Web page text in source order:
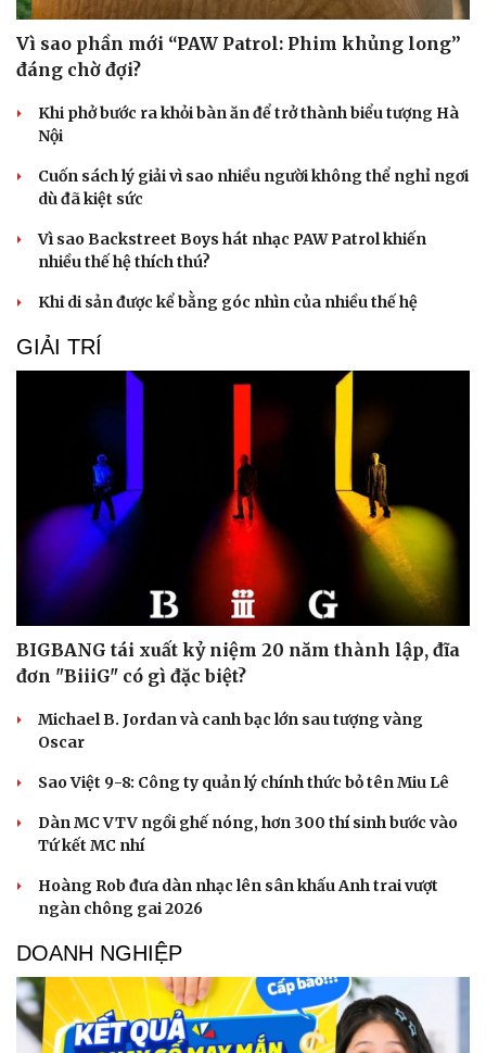
Vì sao phần mới “PAW Patrol: Phim khủng long”
đáng chờ đợi?
Khi phở bước ra khỏi bàn ăn để trở thành biểu tượng Hà
Nội
Cuốn sách lý giải vì sao nhiều người không thể nghỉ ngơi
dù đã kiệt sức
Vì sao Backstreet Boys hát nhạc PAW Patrol khiến
nhiều thế hệ thích thú?
Khi di sản được kể bằng góc nhìn của nhiều thế hệ
GIẢI TRÍ
BIGBANG tái xuất kỷ niệm 20 năm thành lập, đĩa
đơn "BiiiG" có gì đặc biệt?
Michael B. Jordan và canh bạc lớn sau tượng vàng
Oscar
Sao Việt 9-8: Công ty quản lý chính thức bỏ tên Miu Lê
Dàn MC VTV ngồi ghế nóng, hơn 300 thí sinh bước vào
Tứ kết MC nhí
Hoàng Rob đưa dàn nhạc lên sân khấu Anh trai vượt
ngàn chông gai 2026
DOANH NGHIỆP